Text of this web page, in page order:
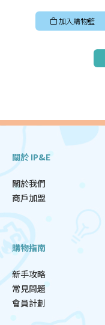
加入購物籃
關於 IP&E
關於我們
商戶加盟
購物指南
新手攻略
常見問題
會員計劃